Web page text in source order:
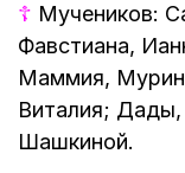
☦ Мучеников:
Фавстиана,
Маммия,
Виталия;
Шашкиной.